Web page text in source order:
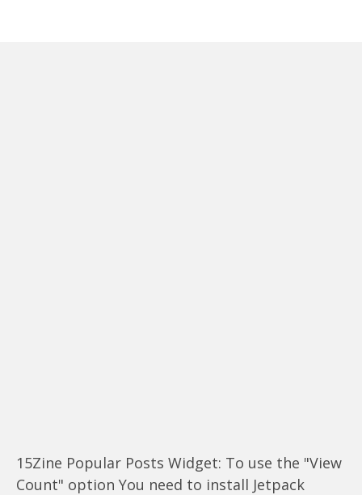
15Zine Popular Posts Widget: To use the "View
Count" option You need to install Jetpack